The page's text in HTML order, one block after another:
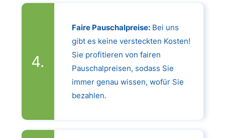
Faire Pauschalpreise:Bei uns
gibt es keine versteckten Kosten!
Sie profitieren von fairen
Pauschalpreisen, sodass Sie
immer genau wissen, wofür Sie
bezahlen.